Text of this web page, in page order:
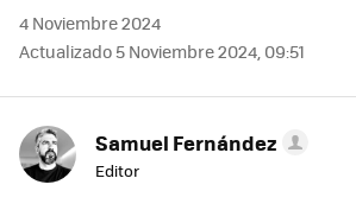
4 Noviembre 2024
Actualizado 5 Noviembre 2024, 09:51
Samuel Fernández
Editor